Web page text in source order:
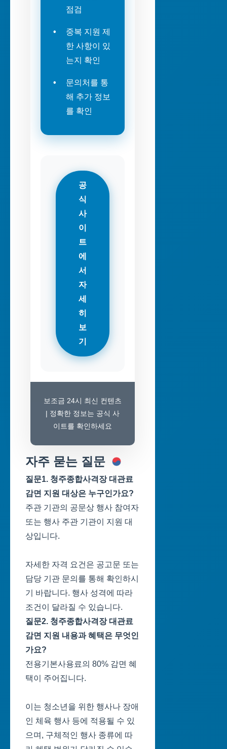
점검
중복 지원 제
한 사항이 있
는지 확인
문의처를 통
해 추가 정보
를 확인
공
식
사
이
트
에
서
자
세
히
보
기
보조금 24시 최신 컨텐츠
| 정확한 정보는 공식 사
이트를 확인하세요
자주 묻는 질문
질문1. 청주종합사격장 대관료
감면 지원 대상은 누구인가요?
주관 기관의 공문상 행사 참여자
또는 행사 주관 기관이 지원 대
상입니다.
자세한 자격 요건은 공고문 또는
담당 기관 문의를 통해 확인하시
기 바랍니다. 행사 성격에 따라
조건이 달라질 수 있습니다.
질문2. 청주종합사격장 대관료
감면 지원 내용과 혜택은 무엇인
가요?
전용기본사용료의 80% 감면 혜
택이 주어집니다.
이는 청소년을 위한 행사나 장애
인 체육 행사 등에 적용될 수 있
으며, 구체적인 행사 종류에 따